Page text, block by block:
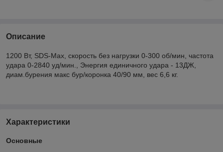
Описание
1200 Вт, SDS-Max, скорость без нагрузки 0-300 об/мин, частота
удара 0-2840 уд/мин., Энергия единичного удара - 13ДЖ,
диам.бурения макс бур/коронка 40/90 мм, вес 6,6 кг.
Характеристики
Основные